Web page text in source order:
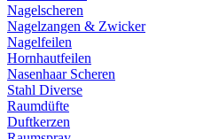
Nagelscheren
Nagelzangen & Zwicker
Nagelfeilen
Hornhautfeilen
Nasenhaar Scheren
Stahl Diverse
Raumdüfte
Duftkerzen